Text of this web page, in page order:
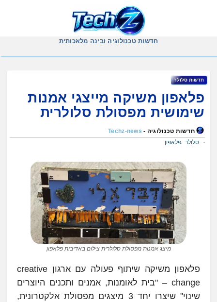
חדשות טכנולוגיה ובינה מלאכותית
חדשות סלולר
פלאפון משיקה מייצגי אמנות
שימושית מפסולת סלולרית
חדשות טכנולוגיה - Techz-news
סלולר פלאפון
מיצג אמנות מפסולת סלולרית צילום באדיבות פלאפון
פלאפון משיקה שיתוף פעולה עם ארגון creative
change – "בית לאומנות, אמנים ותכנים היוצרים
שינוי" שיצרו יחד 3 מיצגים מפסולת אלקטרונית,